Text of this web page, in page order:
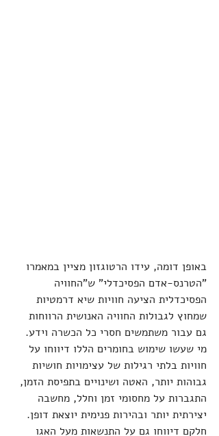
באופן דומה, עידו הרטוגזון מציין במאמרו
"הטרנס-אדם הפסיכדלי" ש"החוויה
הפסיכדלית הציעה חוויות שיא דרמטיות
שמחוץ לגבולות החוויה האנושית הרווחות
גם עבור משתמשים חסרי כל הכשרה וידע.
מי שעשו שימוש בחומרים הללו דיווחו על
חוויות בלתי רגילות של עצימויות חושיות
גבוהות יותר, האטה ושינויים בתפיסת הזמן,
התגברות על מחסומי זמן וחלל, מחשבה
יצירתית יותר ובהירות פנימית יוצאת דופן.
חלקם דיווחו גם על התנשאות מעל האגו